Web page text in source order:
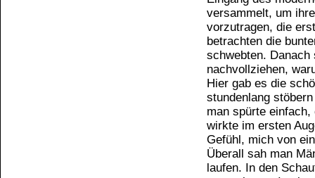
versammelt, um
vorzutragen, die
betrachten die
schwebten.
nachvollziehen,
Hier gab es die
stundenlang
man spürte
wirkte im ersten
Gefühl, mich von
Überall sah man
laufen. In den